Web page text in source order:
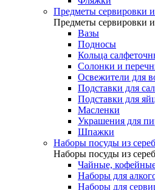
Предметы сервировки
Предметы сервировки
Вазы
Подносы
Кольца
Солонки и
Освежители для
Подставки для
Подставки для
Масленки
Украшения для
Шпажки
Наборы посуды из
Наборы посуды из
Чайные,
Наборы для
Наборы для